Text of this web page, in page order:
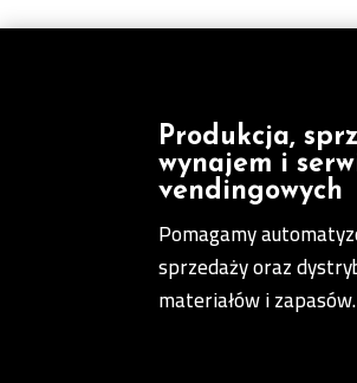
Produkcja,
wynajem i
vendingowych
Pomagamy
sprzedaży oraz
materiałów i zapasów.